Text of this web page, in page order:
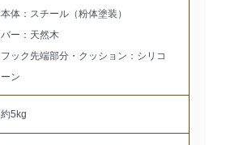
本体：スチール（粉体塗装）
バー：天然木
フック先端部分・クッション：シリコ
ーン
約5kg